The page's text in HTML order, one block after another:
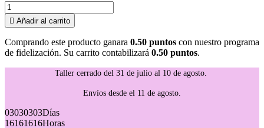
 Añadir al carrito
Comprando este producto ganara 0.50 puntos con nuestro programa
de fidelización. Su carrito contabilizará 0.50 puntos.
Taller cerrado del 31 de julio al 10 de agosto.
Envíos desde el 11 de agosto.
03030303Días
16161616Horas